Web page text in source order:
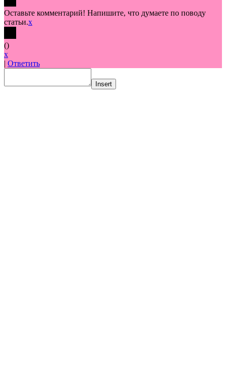
Оставьте комментарий! Напишите, что думаете по поводу
статьи.x
()
x
| Ответить
Insert